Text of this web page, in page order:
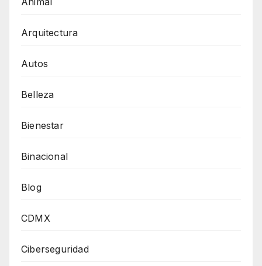
Arquitectura
Autos
Belleza
Bienestar
Binacional
Blog
CDMX
Ciberseguridad